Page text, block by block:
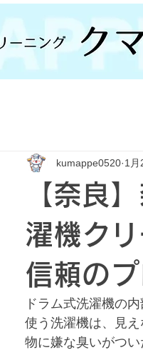
【奈良
濯機ク
信頼の
kumappe0520 1月
ドラム式洗濯機の
使う洗濯機は、見
物に嫌な臭いがつ